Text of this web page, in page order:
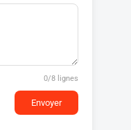
0/8 lignes
Envoyer